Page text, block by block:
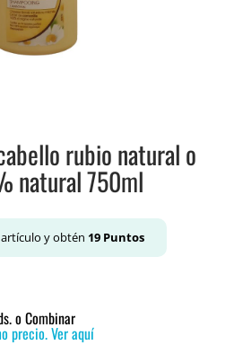
rubio natural o
natural 750ml
y obtén 19Puntos
o Combinar
precio. Ver aquí